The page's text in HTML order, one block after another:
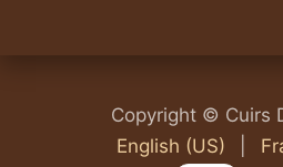
Copyright © Cuirs
English (US)